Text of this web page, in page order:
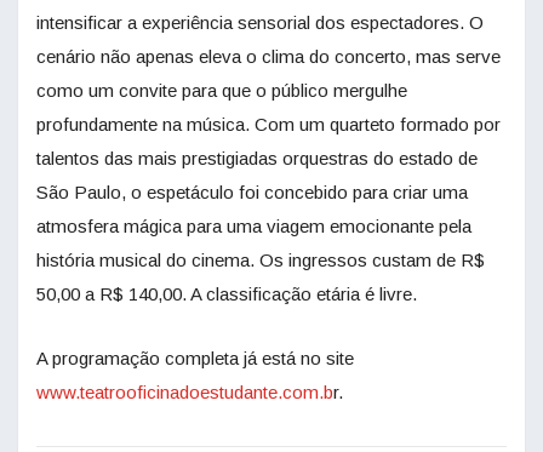
intensificar a experiência sensorial dos espectadores. O
cenário não apenas eleva o clima do concerto, mas serve
como um convite para que o público mergulhe
profundamente na música. Com um quarteto formado por
talentos das mais prestigiadas orquestras do estado de
São Paulo, o espetáculo foi concebido para criar uma
atmosfera mágica para uma viagem emocionante pela
história musical do cinema. Os ingressos custam de R$
50,00 a R$ 140,00. A classificação etária é livre.
A programação completa já está no site
www.teatrooficinadoestudante.com.br.